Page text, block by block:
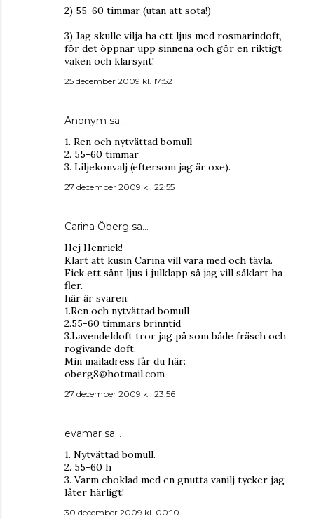
2) 55-60 timmar (utan att sota!)
3) Jag skulle vilja ha ett ljus med rosmarindoft,
för det öppnar upp sinnena och gör en riktigt
vaken och klarsynt!
25 december 2009 kl. 17:52
Anonym sa…
1. Ren och nytvättad bomull
2. 55-60 timmar
3. Liljekonvalj (eftersom jag är oxe).
27 december 2009 kl. 22:55
Carina Öberg sa…
Hej Henrick!
Klart att kusin Carina vill vara med och tävla.
Fick ett sånt ljus i julklapp så jag vill såklart ha
fler.
här är svaren:
1.Ren och nytvättad bomull
2.55-60 timmars brinntid
3.Lavendeldoft tror jag på som både fräsch och
rogivande doft.
Min mailadress får du här:
oberg8@hotmail.com
27 december 2009 kl. 23:56
evamar sa…
1. Nytvättad bomull.
2. 55-60 h
3. Varm choklad med en gnutta vanilj tycker jag
låter härligt!
30 december 2009 kl. 00:10